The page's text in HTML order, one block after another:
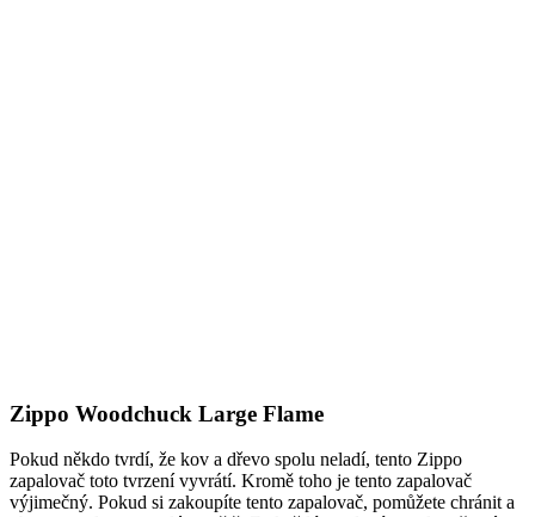
Zippo Woodchuck Large Flame
Pokud někdo tvrdí, že kov a dřevo spolu neladí, tento Zippo
zapalovač toto tvrzení vyvrátí. Kromě toho je tento zapalovač
výjimečný. Pokud si zakoupíte tento zapalovač, pomůžete chránit a